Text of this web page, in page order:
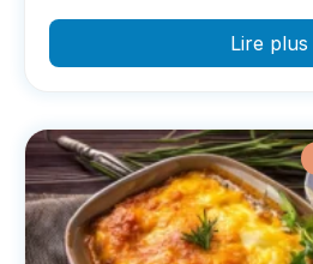
Lire plus